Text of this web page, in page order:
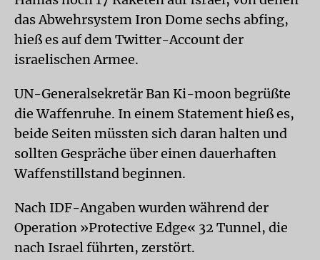
das Abwehrsystem Iron Dome sechs abfing,
hieß es auf dem Twitter-Account der
israelischen Armee.
UN-Generalsekretär Ban Ki-moon begrüßte
die Waffenruhe. In einem Statement hieß es,
beide Seiten müssten sich daran halten und
sollten Gespräche über einen dauerhaften
Waffenstillstand beginnen.
Nach IDF-Angaben wurden während der
Operation »Protective Edge« 32 Tunnel, die
nach Israel führten, zerstört.